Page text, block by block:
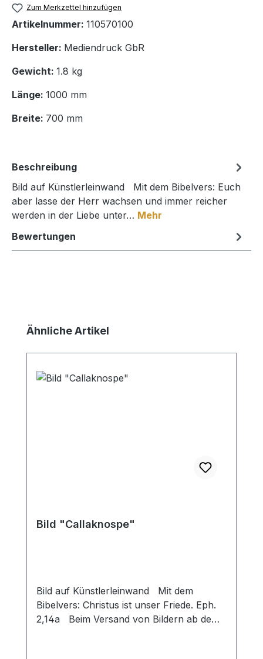
Zum Merkzettel hinzufügen
Artikelnummer: 110570100
Hersteller: Mediendruck GbR
Gewicht: 1.8 kg
Länge: 1000 mm
Breite: 700 mm
Beschreibung
Bild auf Künstlerleinwand Mit dem Bibelvers: Euch
aber lasse der Herr wachsen und immer reicher
werden in der Liebe unter… Mehr
Bewertungen
Produktgalerie überspringen
Ähnliche Artikel
Bild "Callaknospe"
Bild auf Künstlerleinwand Mit dem
Bibelvers: Christus ist unser Friede. Eph.
2,14a Beim Versand von Bildern ab dem